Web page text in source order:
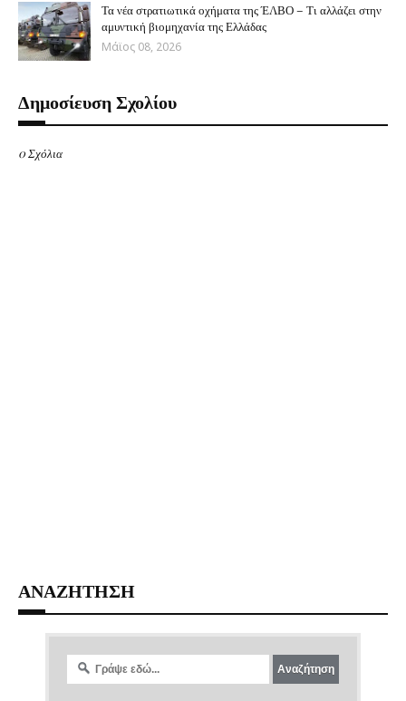
Τα νέα στρατιωτικά οχήματα της ΈΛΒΟ – Τι αλλάζει στην
αμυντική βιομηχανία της Ελλάδας
Μάϊος 08, 2026
Δημοσίευση Σχολίου
0 Σχόλια
ΑΝΑΖΗΤΗΣΗ